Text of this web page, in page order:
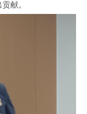
献。